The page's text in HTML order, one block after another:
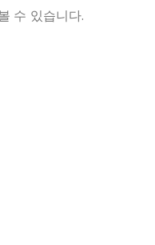
수 있습니다.